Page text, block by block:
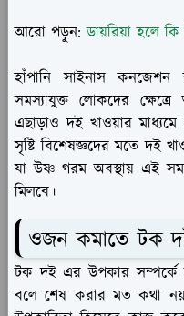
আরো পড়ুন:ডায়রিয়া হলে
হাঁপানি সাইনাস কনজেশন
সমস্যাযুক্ত লোকদের
এছাড়াও দই খাওয়ার মাধ্যমে
সৃষ্টি বিশেষজ্ঞদের মতে দই
যা উষ্ণ গরম অবস্থায় এই
মিলবে।
ওজন কমাতে টক
টক দই এর উপকার সম্পর্কে
বলে শেষ করার মত কথা